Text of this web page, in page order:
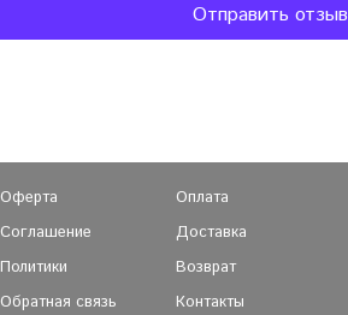
Отправить отзыв
Оферта Оплата
Соглашение
Доставка
Политики
Возврат
Обратная связь
Контакты